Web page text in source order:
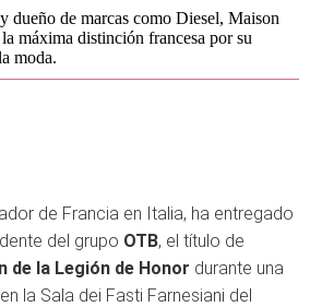
dueño de marcas como Diesel, Maison
máxima distinción francesa por su
moda.
de Francia en Italia, ha entregado
del grupo OTB, el título de
de la Legión de Honor durante una
la Sala dei Fasti Farnesiani del